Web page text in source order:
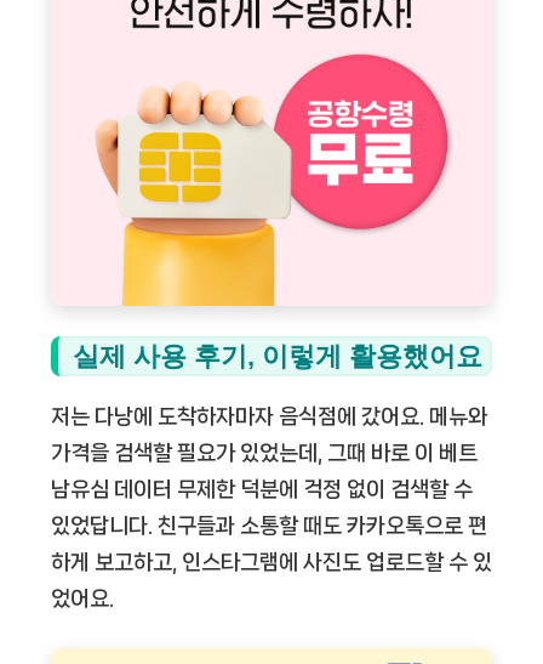
실제 사용 후기, 이렇게 활용했어요
저는 다낭에 도착하자마자 음식점에 갔어요. 메뉴와
가격을 검색할 필요가 있었는데, 그때 바로 이
베트
남유심 데이터 무제한덕분에 걱정 없이 검색할 수
있었답니다. 친구들과 소통할 때도 카카오톡으로 편
하게 보고하고, 인스타그램에 사진도 업로드할 수 있
었어요.